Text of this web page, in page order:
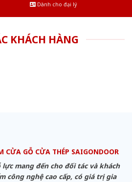
Dành cho đại lý
KHÁCH HÀNG
CỬA GỖ CỬA THÉP SAIGONDOOR
lực mang đến cho đối tác và khách
công nghệ cao cấp, có giá trị gia